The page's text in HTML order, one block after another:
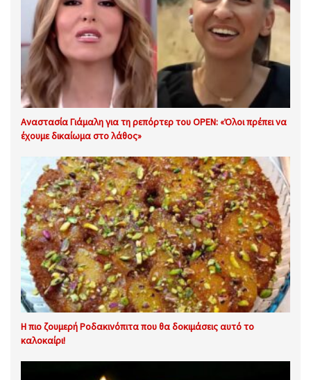
Αναστασία Γιάμαλη για τη ρεπόρτερ του OPEN: «Όλοι πρέπει να
έχουμε δικαίωμα στο λάθος»
Η πιο ζουμερή Ροδακινόπιτα που θα δοκιμάσεις αυτό το
καλοκαίρι!